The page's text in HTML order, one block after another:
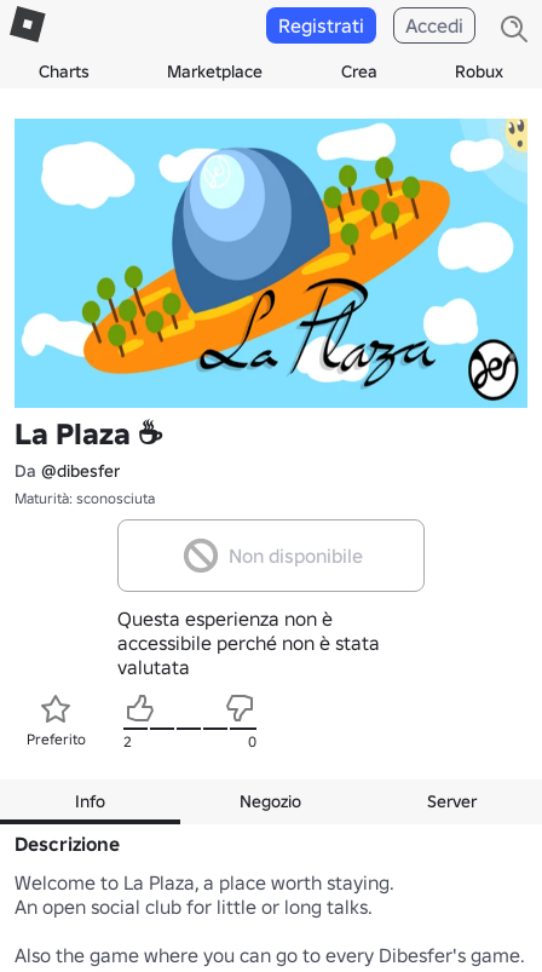
Charts Marketplace Crea Robux
Registrati Accedi
La Plaza ☕
Da @dibesfer
Maturità: sconosciuta
Non disponibile
Questa esperienza non è
accessibile perché non è stata
valutata
Preferito 2 0
Info Negozio Server
Descrizione
Welcome to La Plaza, a place worth staying.
An open social club for little or long talks.
Also the game where you can go to every Dibesfer's game.